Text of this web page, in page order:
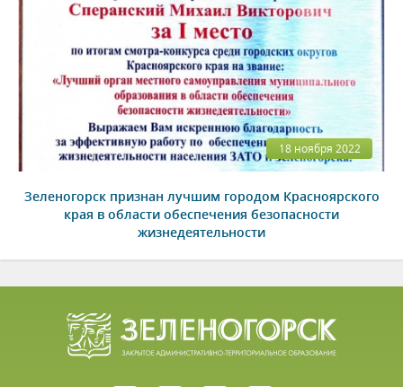
18 ноября 2022
Зеленогорск признан лучшим городом Красноярского
края в области обеспечения безопасности
жизнедеятельности